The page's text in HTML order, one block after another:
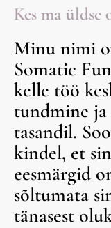
Kes ma üldse
Minu nimi
Somatic
kelle töö
tundmine ja
tasandil.
kindel, et
eesmärgid
sõltumata
tänasest